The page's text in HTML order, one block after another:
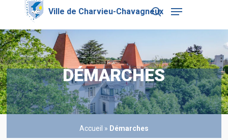
content
search
Menu
DÉMARCHES
Accueil » Démarches
Close